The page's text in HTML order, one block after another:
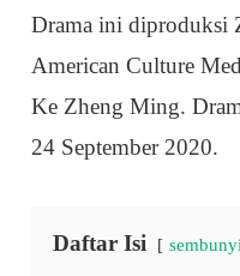
Drama ini diproduksi
American Culture
Ke Zheng Ming.
24 September 2020.
Daftar Isi